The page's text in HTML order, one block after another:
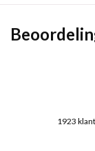
1923